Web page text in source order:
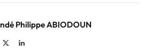
Philippe ABIODOUN
LinkedIn